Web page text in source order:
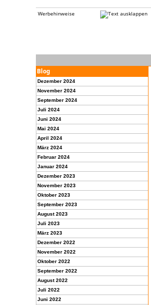
Werbehinweise
Blog
Dezember 2024
November 2024
September 2024
Juli 2024
Juni 2024
Mai 2024
April 2024
März 2024
Februar 2024
Januar 2024
Dezember 2023
November 2023
Oktober 2023
September 2023
August 2023
Juli 2023
März 2023
Dezember 2022
November 2022
Oktober 2022
September 2022
August 2022
Juli 2022
Juni 2022